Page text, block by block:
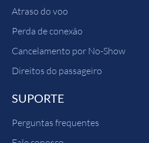
Atraso do voo
Perda de conexão
Cancelamento por No-Show
Direitos do passageiro
SUPORTE
Perguntas frequentes